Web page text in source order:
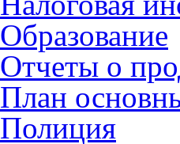
Образование
Отчеты о
План
Полиция